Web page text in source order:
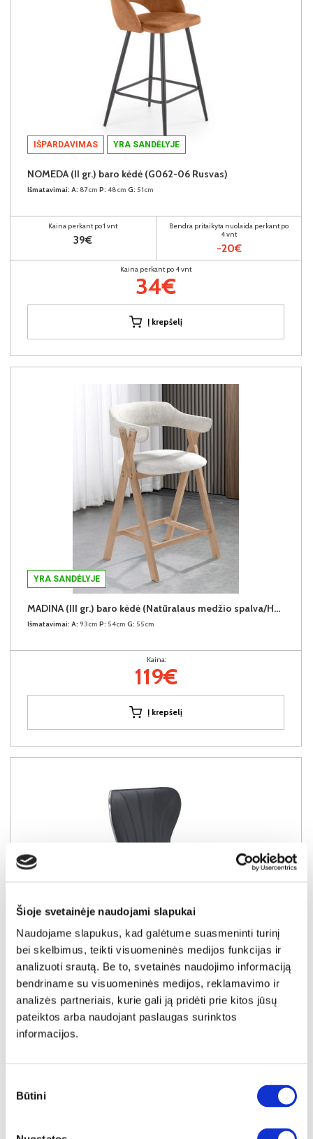
Šioje svetainėje naudojami slapukai
Naudojame slapukus, kad galėtume suasmeninti turinį
bei skelbimus, teikti visuomeninės medijos funkcijas ir
analizuoti srautą. Be to, svetainės naudojimo informaciją
bendriname su visuomeninės medijos, reklamavimo ir
analizės partneriais, kurie gali ją pridėti prie kitos jūsų
pateiktos arba naudojant paslaugas surinktos
informacijos.
pasirinkimas
Būtini
IŠPARDAVIMAS YRA SANDĖLYJE
NOMEDA (II gr.) baro kėdė (G062-06 Rusvas)
Išmatavimai: A: 87cm P: 48cm G: 51cm
Kaina perkant po 1 vnt
39€
Bendra pritaikyta nuolaida perkant po
4 vnt
-20€
Kaina perkant po 4 vnt
34€
Į krepšelį
YRA SANDĖLYJE
MADINA (III gr.) baro kėdė (Natūralaus medžio spalva/H31088-02 Šviesiai rudas)
Išmatavimai: A: 93cm P: 54cm G: 55cm
Kaina:
119€
Į krepšelį
YRA SANDĖLYJE
CELIA (II gr.) baro kėdė (Juoda dirbtinė oda)
Išmatavimai: A:90-111cmP:48cmG:56cm